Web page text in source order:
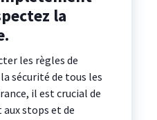
la
les règles de
sécurité de tous les
il est crucial de
stops et de